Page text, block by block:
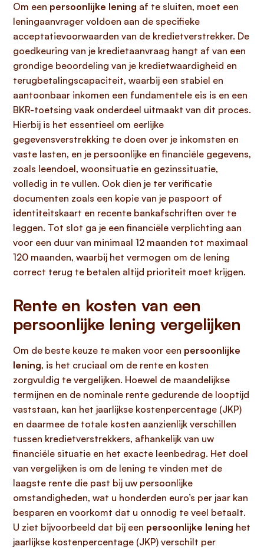
Om een persoonlijke lening af te sluiten, moet een
leningaanvrager voldoen aan de specifieke
acceptatievoorwaarden van de kredietverstrekker. De
goedkeuring van je kredietaanvraag hangt af van een
grondige beoordeling van je kredietwaardigheid en
terugbetalingscapaciteit, waarbij een stabiel en
aantoonbaar inkomen een fundamentele eis is en een
BKR-toetsing vaak onderdeel uitmaakt van dit proces.
Hierbij is het essentieel om eerlijke
gegevensverstrekking te doen over je inkomsten en
vaste lasten, en je persoonlijke en financiële gegevens,
zoals leendoel, woonsituatie en gezinssituatie,
volledig in te vullen. Ook dien je ter verificatie
documenten zoals een kopie van je paspoort of
identiteitskaart en recente bankafschriften over te
leggen. Tot slot ga je een financiële verplichting aan
voor een duur van minimaal 12 maanden tot maximaal
120 maanden, waarbij het vermogen om de lening
correct terug te betalen altijd prioriteit moet krijgen.
Rente en kosten van een
persoonlijke lening vergelijken
Om de beste keuze te maken voor een persoonlijke
lening, is het cruciaal om de rente en kosten
zorgvuldig te vergelijken. Hoewel de maandelijkse
termijnen en de nominale rente gedurende de looptijd
vaststaan, kan het jaarlijkse kostenpercentage (JKP)
en daarmee de totale kosten aanzienlijk verschillen
tussen kredietverstrekkers, afhankelijk van uw
financiële situatie en het exacte leenbedrag. Het doel
van vergelijken is om de lening te vinden met de
laagste rente die past bij uw persoonlijke
omstandigheden, wat u honderden euro’s per jaar kan
besparen en voorkomt dat u onnodig te veel betaalt.
U ziet bijvoorbeeld dat bij een persoonlijke lening het
jaarlijkse kostenpercentage (JKP) verschilt per